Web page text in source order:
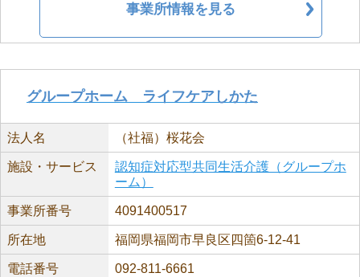
事業所情報を見る
グループホーム ライフケアしかた
法人名 （社福）桜花会
施設・サービス
認知症対応型共同生活介護（グループホ
ーム）
事業所番号 4091400517
所在地 福岡県福岡市早良区四箇6-12-41
電話番号 092-811-6661